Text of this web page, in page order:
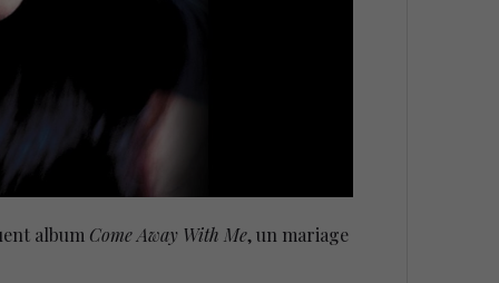
album Come Away With Me, un mariage